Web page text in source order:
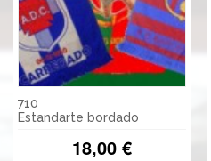
710
Estandarte bordado
18,00 €